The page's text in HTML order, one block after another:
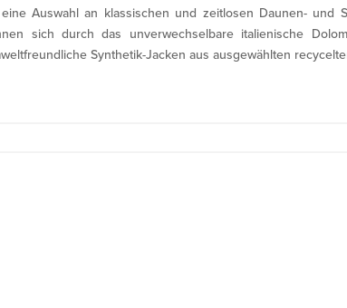
Auswahl an klassischen und zeitlosen Daunen- und
sich durch das unverwechselbare italienische
Synthetik-Jacken aus ausgewählten